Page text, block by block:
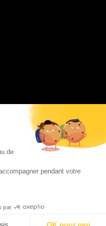
de
pendant votre
par